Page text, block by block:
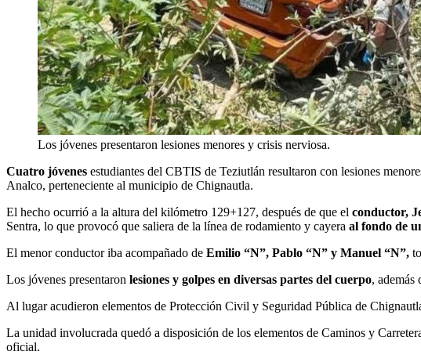
Los jóvenes presentaron lesiones menores y crisis nerviosa.
Cuatro jóvenes estudiantes del CBTIS de Teziutlán resultaron con lesiones
Analco, perteneciente al municipio de Chignautla.
El hecho ocurrió a la altura del kilómetro 129+127, después de que el conductor,
Sentra, lo que provocó que saliera de la línea de rodamiento y cayera al fondo de
El menor conductor iba acompañado de Emilio “N”, Pablo “N” y Manuel “N”,
Los jóvenes presentaron lesiones y golpes en diversas partes del cuerpo, además
Al lugar acudieron elementos de Protección Civil y Seguridad Pública de
La unidad involucrada quedó a disposición de los elementos de Caminos y
oficial.